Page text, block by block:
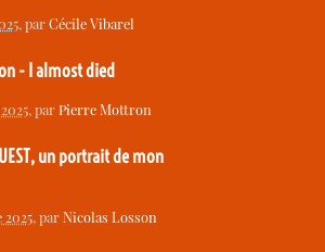
, parCécile Vibarel
- I almost died
, parPierre Mottron
un portrait de mon
2025, parNicolas Losson